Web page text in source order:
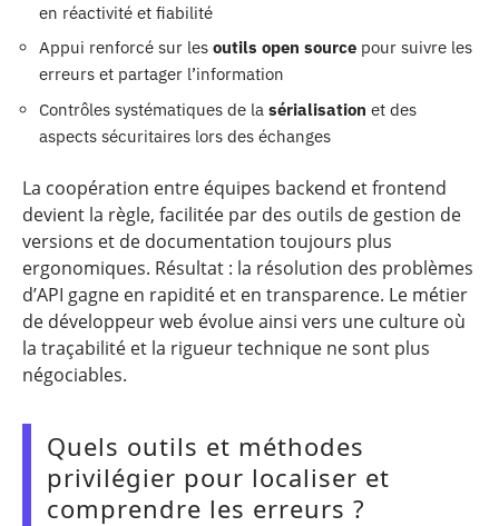
en réactivité et fiabilité
Appui renforcé sur les outils open source pour suivre les
erreurs et partager l’information
Contrôles systématiques de la sérialisation et des
aspects sécuritaires lors des échanges
La coopération entre équipes backend et frontend
devient la règle, facilitée par des outils de gestion de
versions et de documentation toujours plus
ergonomiques. Résultat : la résolution des problèmes
d’API gagne en rapidité et en transparence. Le métier
de développeur web évolue ainsi vers une culture où
la traçabilité et la rigueur technique ne sont plus
négociables.
Quels outils et méthodes
privilégier pour localiser et
comprendre les erreurs ?